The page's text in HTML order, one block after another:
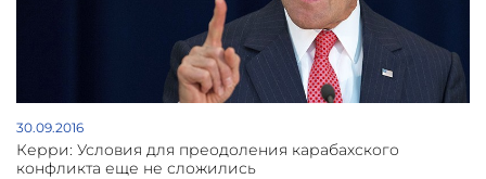
30.09.2016
Керри: Условия для преодоления карабахского
конфликта еще не сложились